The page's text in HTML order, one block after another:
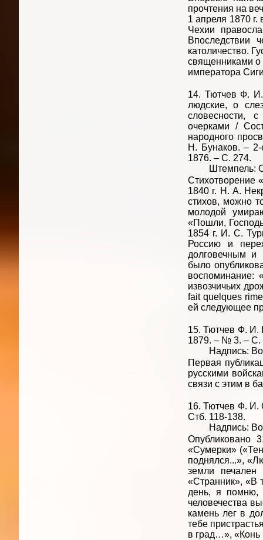
прочтения на
1 апреля 1870 г.
Чехии
Впоследствии
католичество.
священниками о
императора
14. Тютчев Ф.
людские, о
словесности,
очерками /
народного
Н. Бунаков. –
1876. – С. 274.
Штемпель:
Стихотворение
1840 г. Н. А.
стихов, можно
молодой
«Пошли,
1854 г. И. С.
Россию и
долговечным и
было
воспоминание:
извозчичьих
fait quelques
ей следующее
15. Тютчев Ф. И.
1879. – № 3. – С.
Надпись:
Первая
русскими
связи с этим в
16. Тютчев Ф. И.
Стб. 118-138.
Надпись:
Опубликовано
«Сумерки»
поднялся...»,
земли
«Странник», «В
день, я помню,
человечества
камень лег в
тебе
в град…»,